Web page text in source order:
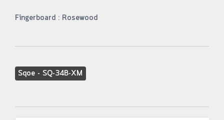
Fingerboard : Rosewood
Sqoe - SQ-34B-XM